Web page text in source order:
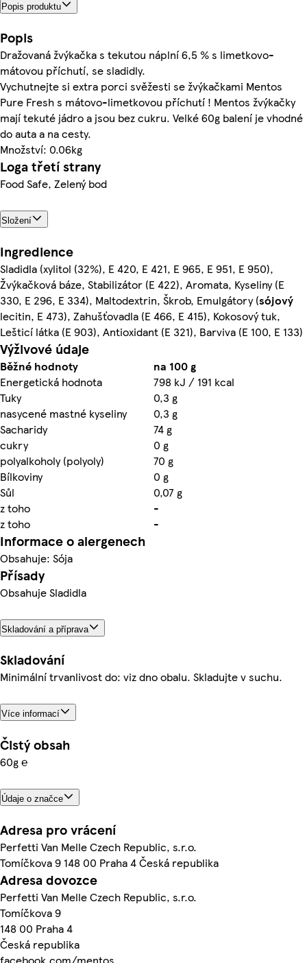
Popis produktu
Popis
Dražovaná žvýkačka s tekutou náplní 6,5 % s limetkovo-
mátovou příchutí, se sladidly.
Vychutnejte si extra porci svěžesti se žvýkačkami Mentos
Pure Fresh s mátovo-limetkovou příchutí ! Mentos žvýkačky
mají tekuté jádro a jsou bez cukru. Velké 60g balení je vhodné
do auta a na cesty.
Množství: 0.06kg
Loga třetí strany
Food Safe, Zelený bod
Složení
Ingredience
Sladidla (xylitol (32%), E 420, E 421, E 965, E 951, E 950),
Žvýkačková báze, Stabilizátor (E 422), Aromata, Kyseliny (E
330, E 296, E 334), Maltodextrin, Škrob, Emulgátory (sójový
lecitin, E 473), Zahušťovadla (E 466, E 415), Kokosový tuk,
Lešticí látka (E 903), Antioxidant (E 321), Barviva (E 100, E 133)
Výživové údaje
Běžné hodnoty
na 100 g
Energetická hodnota
798 kJ / 191 kcal
Tuky
0,3 g
nasycené mastné kyseliny
0,3 g
Sacharidy
74 g
cukry
0 g
polyalkoholy (polyoly)
70 g
Bílkoviny
0 g
Sůl
0,07 g
z toho
-
z toho
-
Informace o alergenech
Obsahuje: Sója
Přísady
Obsahuje Sladidla
Skladování a příprava
Skladování
Minimální trvanlivost do: viz dno obalu. Skladujte v suchu.
Více informací
Čistý obsah
60g ℮
Údaje o značce
Adresa pro vrácení
Perfetti Van Melle Czech Republic, s.r.o.
Tomíčkova 9 148 00 Praha 4 Česká republika
Adresa dovozce
Perfetti Van Melle Czech Republic, s.r.o.
Tomíčkova 9
148 00 Praha 4
Česká republika